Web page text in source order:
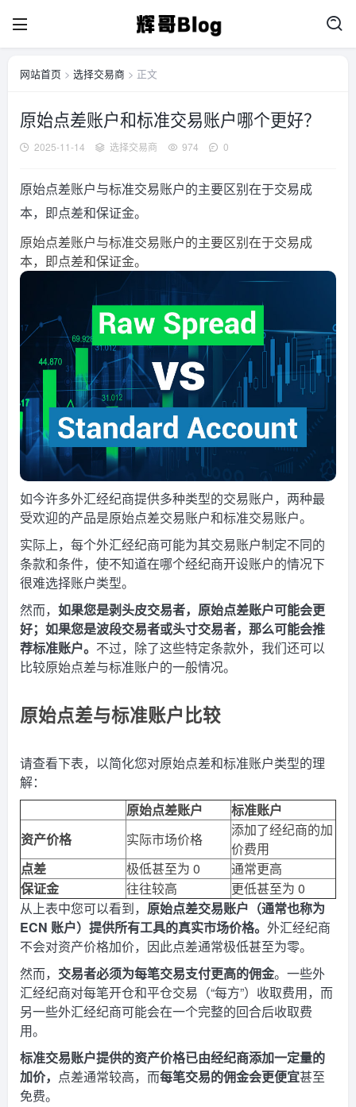
网站首页 > 选择交易商 > 正文
原始点差账户和标准交易账户哪个更好？
2025-11-14 选择交易商 974 0
原始点差账户与标准交易账户的主要区别在于交易成
本，即点差和保证金。
原始点差账户与标准交易账户的主要区别在于交易成
本，即点差和保证金。
如今许多外汇经纪商提供多种类型的交易账户，两种最
受欢迎的产品是原始点差交易账户和标准交易账户。
实际上，每个外汇经纪商可能为其交易账户制定不同的
条款和条件，使不知道在哪个经纪商开设账户的情况下
很难选择账户类型。
然而， 如果您是剥头皮交易者，原始点差账户可能会更
好；如果您是波段交易者或头寸交易者，那么可能会推
荐标准账户。 不过，除了这些特定条款外，我们还可以
比较原始点差与标准账户的一般情况。
原始点差与标准账户比较
请查看下表，以简化您对原始点差和标准账户类型的理
解：
原始点差账户
标准账户
资产价格
实际市场价格
添加了经纪商的加
价费用
点差
极低甚至为 0
通常更高
保证金
往往较高
更低甚至为 0
从上表中您可以看到， 原始点差交易账户（通常也称为
ECN 账户）提供所有工具的真实市场价格。 外汇经纪商
不会对资产价格加价，因此点差通常极低甚至为零。
然而， 交易者必须为每笔交易支付更高的佣金。一些外
汇经纪商对每笔开仓和平仓交易（“每方”）收取费用，而
另一些外汇经纪商可能会在一个完整的回合后收取费
用。
标准交易账户提供的资产价格已由经纪商添加一定量的
加价， 点差通常较高，而每笔交易的佣金会更便宜甚至
免费。